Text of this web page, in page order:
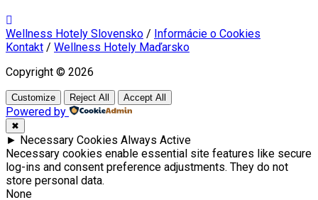
Wellness Hotely Slovensko / Informácie o Cookies
Kontakt / Wellness Hotely Maďarsko
Copyright © 2026
Customize Reject All Accept All
Powered by
✖
► Necessary Cookies Always Active
Necessary cookies enable essential site features like secure
log-ins and consent preference adjustments. They do not
store personal data.
None